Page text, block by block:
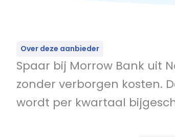
Over deze aanbieder
Spaar bij Morrow Bank uit
zonder verborgen kosten.
wordt per kwartaal